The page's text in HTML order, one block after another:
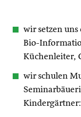
wir setzen
Bio-
Küchenleiter,
wir schulen